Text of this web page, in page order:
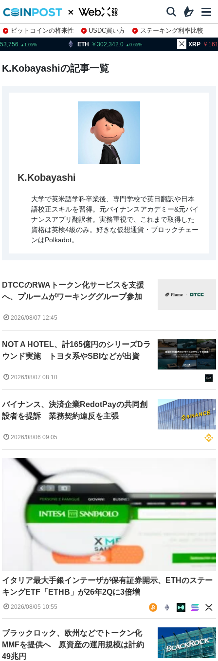
ビットコインの将来性 USDC買い方
ステーキング利率比較
株特集・関連銘柄302,342.0 0.65 161.47 1.29
K.Kobayashiの記事一覧
K.Kobayashi
大学で英米語学科卒業後、専門学校で英日翻訳や日本
語校正スキルを習得。元バイナンスアカデミー&元バイ
ナンスアプリ翻訳者。実務重視で、これまで取得した
資格は英検4級のみ。好きな仮想通貨・ブロックチェー
ンはPolkadot。
DTCCのRWAトークン化サービスを支援
へ、プルームがワーキンググループ参加
2026/08/07 12:45
NOT A HOTEL、計165億円のシリーズDラ
ウンド実施 トヨタ系やSBIなどが出資
2026/08/07 08:10
バイナンス、決済企業RedotPayの共同創
設者を提訴 業務契約違反を主張
2026/08/06 09:05
イタリア最大手銀インテーザが保有証券開示、ETHのステー
キングETF「ETHB」が26年2Qに3倍増
2026/08/05 10:55
ブラックロック、欧州などでトークン化
MMFを提供へ 原資産の運用規模は計約
49兆円